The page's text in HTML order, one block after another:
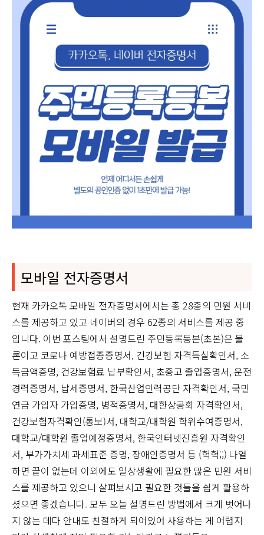
모바일 전자증명서
현재 카카오톡 모바일 전자증명서에서는 총 28종의 민원 서비
스를 제공하고 있고 네이버의 경우 62종의 서비스를 제공 중
입니다. 이번 포스팅에서 설명드린 주민등록등본(초본)은 물
론이고 코로나 예방접종증명서, 건강보험 자격득실확인서, 소
득금액증명, 건강보험료 납부확인서, 초중고 졸업증명서, 운전
경력증명서, 납세증명서, 한국산업인력공단 자격확인서, 국민
연금 가입자 가입증명, 병적증명서, 대한상공회 자격확인서,
건강보험자격확인(통보)서, 대학교/대학원 학위수여증명서,
대학교/대학원 졸업예정증명서, 한국인터넷진흥원 자격확인
서, 부가가치세 과세표준 증명, 장애인증명서 등 (헉헉;;) 나열
하면 끝이 없는데 이외에도 일상생활에 필요한 많은 민원 서비
스를 제공하고 있으니 살펴보시고 필요한 것들을 쉽게 활용하
셨으면 좋겠습니다. 모두 오늘 설명드린 방법에서 크게 벗어나
지 않는 데다 안내도 친절하게 되어있어 사용하는 게 어렵지